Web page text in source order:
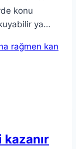
konu
ya…
rağmen kan